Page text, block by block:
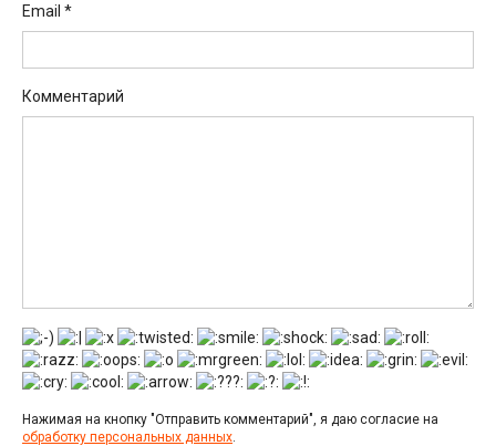
Email *
Комментарий
Нажимая на кнопку "Отправить комментарий", я даю согласие на
обработку персональных данных